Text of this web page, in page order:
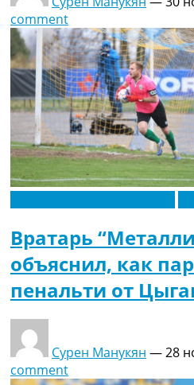
comment
Вратарь
объяснил, как
пенальти от
Сурен Манукян —28
comment